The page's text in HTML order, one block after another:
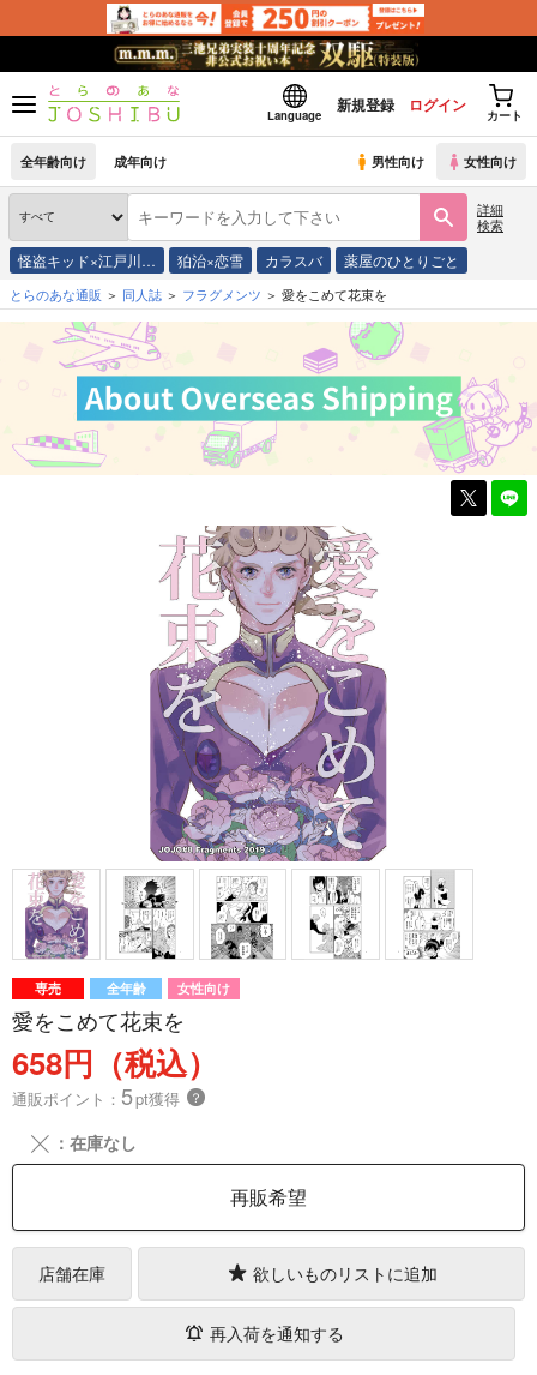
Language
新規登録 ログイン
カート
全年齢向け 成年向け 男性向け 女性向け
詳細
検索
怪盗キッド×江戸川… 狛治×恋雪 カラスバ 薬屋のひとりごと
とらのあな通販 同人誌 フラグメンツ 愛をこめて花束を
専売 全年齢 女性向け
愛をこめて花束を
658円（税込）
通販ポイント： 5pt獲得 ？
╳ ：在庫なし
再販希望
店舗在庫 欲しいものリストに追加
再入荷を通知する